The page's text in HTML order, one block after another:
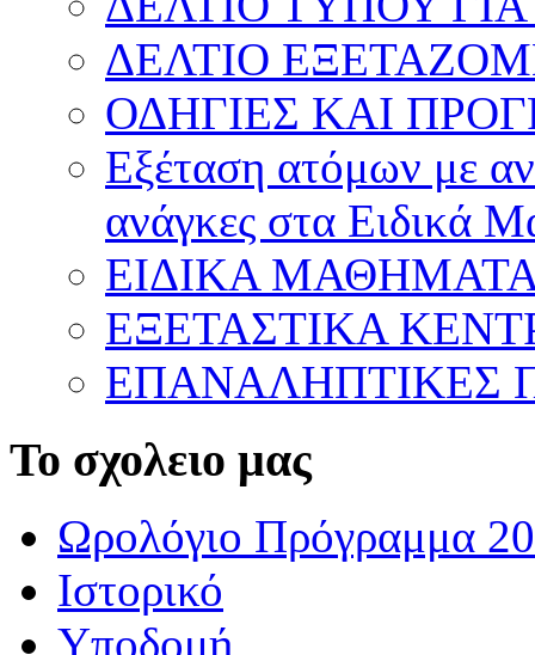
ΔΕΛΤΙΟ
ΟΔΗΓΙΕΣ ΚΑΙ
Εξέταση ατόμων με
ανάγκες στα Ειδικά
ΕΙΔΙΚΑ
ΕΞΕΤΑΣΤΙΚΑ
ΕΠΑΝΑΛΗΠΤΙΚΕΣ
Το σχολειο μας
Ωρολόγιο Πρόγραμμα
Ιστορικό
Υποδομή